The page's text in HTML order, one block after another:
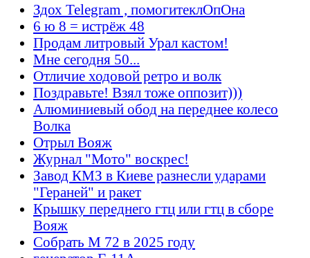
Здох Telegram , помогитеклОпОна
6 ю 8 = истрёж 48
Продам литровый Урал кастом!
Мне сегодня 50...
Отличие ходовой ретро и волк
Поздравьте! Взял тоже оппозит)))
Алюминиевый обод на переднее колесо
Волка
Отрыл Вояж
Журнал "Мото" воскрес!
Завод КМЗ в Киеве разнесли ударами
"Гераней" и ракет
Крышку переднего гтц или гтц в сборе
Вояж
Собрать М 72 в 2025 году